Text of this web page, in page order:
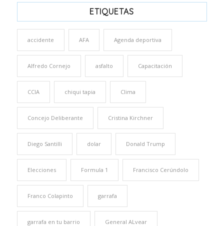
ETIQUETAS
accidente AFA Agenda deportiva
Alfredo Cornejo asfalto Capacitación
CCIA chiqui tapia Clima
Concejo Deliberante Cristina Kirchner
Diego Santilli dolar Donald Trump
Elecciones Formula 1 Francisco Cerúndolo
Franco Colapinto garrafa
garrafa en tu barrio General ALvear